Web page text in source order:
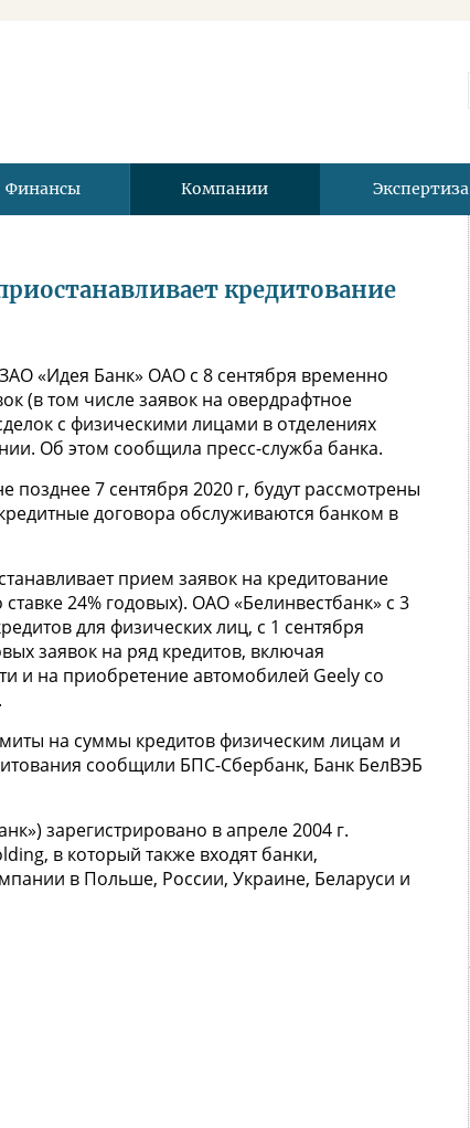
Финансы Компании Экспертиза
кредитование
«Идея Банк» ОАО с 8 сентября временно
(в том числе заявок на овердрафтное
с физическими лицами в отделениях
Об этом сообщила пресс-служба банка.
7 сентября 2020 г, будут рассмотрены
договора обслуживаются банком в
прием заявок на кредитование
24% годовых). ОАО «Белинвестбанк» с 3
для физических лиц, с 1 сентября
заявок на ряд кредитов, включая
и на приобретение автомобилей Geely со
на суммы кредитов физическим лицам и
сообщили БПС-Сбербанк, Банк БелВЭБ
зарегистрировано в апреле 2004 г.
в который также входят банки,
в Польше, России, Украине, Беларуси и